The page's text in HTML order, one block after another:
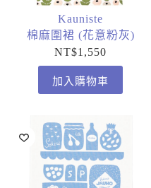
Kauniste
棉麻圍裙 (花意粉灰)
NT$1,550
加入購物車